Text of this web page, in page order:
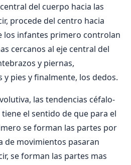
del cuerpo hacia las
procede del centro hacia
los infantes primero controlan
cercanos al eje central del
y piernas,
pies y finalmente, los dedos.
las tendencias céfalo-
el sentido de que para el
se forman las partes por
de movimientos pasaran
se forman las partes mas